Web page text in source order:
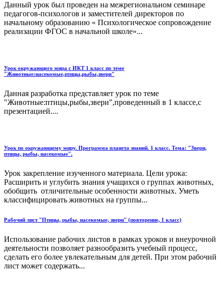
Данный урок был проведен на межрегиональном семинаре
педагогов-психологов и заместителей директоров по
начальному образованию « Психологическое сопровождение
реализации ФГОС в начальной школе»...
Урок окружающего мира с ИКТ 1 класс по теме
"Животные:насекомые,птицы,рыбы,звери"
Данная разработка представляет урок по теме
"Животные:птицы,рыбы,звери",проведенный в 1 классе,с
презентацией....
Урок по окружающему миру. Программа планета знаний. 1 класс. Тема: "Звери,
птицы, рыбы, насекомые".
Урок закрепление изученного материала. Цели урока:
Расширить и углубить знания учащихся о группах животных,
обобщить отличительные особенности животных. Уметь
классифицировать животных на группы...
Рабочий лист "Птицы, рыбы, насекомые, звери" (повторение, 1 класс)
Использование рабочих листов в рамках уроков и внеурочной
деятельности позволяет разнообразить учебный процесс,
сделать его более увлекательным для детей. При этом рабочий
лист может содержать...